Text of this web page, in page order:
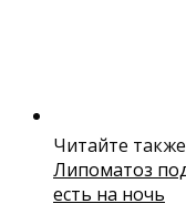
Читайте
Липоматоз
есть на ночь